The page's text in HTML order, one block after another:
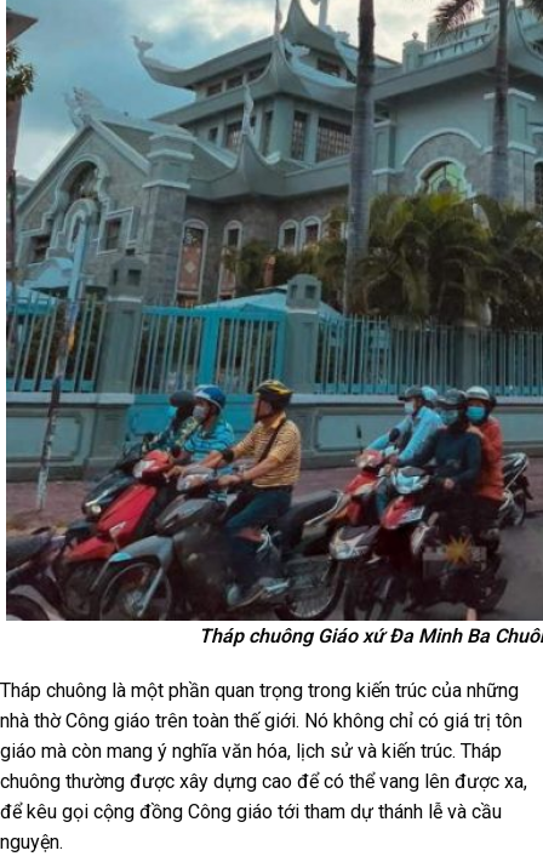
Tháp chuông Giáo xứ Đa Minh Ba
Tháp chuông là một phần quan trọng trong kiến trúc của những
nhà thờ Công giáo trên toàn thế giới. Nó không chỉ có giá trị tôn
giáo mà còn mang ý nghĩa văn hóa, lịch sử và kiến trúc. Tháp
chuông thường được xây dựng cao để có thể vang lên được xa,
để kêu gọi cộng đồng Công giáo tới tham dự thánh lễ và cầu
nguyện.